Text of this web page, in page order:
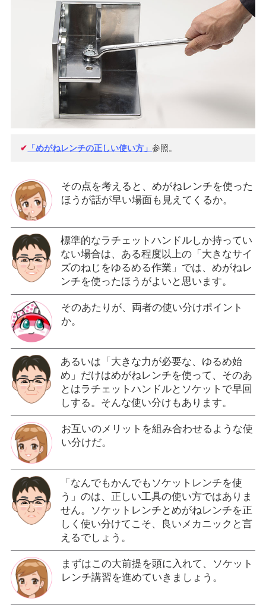
✔ 「めがねレンチの正しい使い方」参照。
その点を考えると、めがねレンチを使った
ほうが話が早い場面も見えてくるか。
標準的なラチェットハンドルしか持ってい
ない場合は、ある程度以上の「大きなサイ
ズのねじをゆるめる作業」では、めがねレ
ンチを使ったほうがよいと思います。
そのあたりが、両者の使い分けポイント
か。
あるいは「大きな力が必要な、ゆるめ始
め」だけはめがねレンチを使って、そのあ
とはラチェットハンドルとソケットで早回
しする。そんな使い分けもあります。
お互いのメリットを組み合わせるような使
い分けだ。
「なんでもかんでもソケットレンチを使
う」のは、正しい工具の使い方ではありま
せん。ソケットレンチとめがねレンチを正
しく使い分けてこそ、良いメカニックと言
えるでしょう。
まずはこの大前提を頭に入れて、ソケット
レンチ講習を進めていきましょう。